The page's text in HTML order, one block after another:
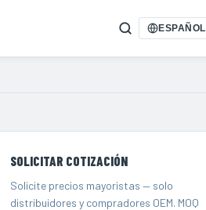
ESPAÑOL
SOLICITAR COTIZACIÓN
Solicite precios mayoristas — solo
distribuidores y compradores OEM. MOQ